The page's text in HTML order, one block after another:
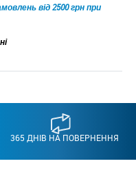
від 2500 грн при
365 ДНІВ НА ПОВЕРНЕННЯ